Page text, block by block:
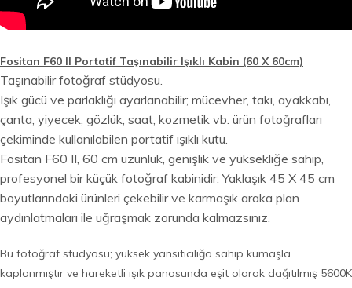
Fositan F60 II Portatif Taşınabilir Işıklı Kabin (60 X 60cm)
Taşınabilir fotoğraf stüdyosu.
Işık gücü ve parlaklığı ayarlanabilir; mücevher, takı, ayakkabı,
çanta, yiyecek, gözlük, saat, kozmetik vb. ürün fotoğrafları
çekiminde kullanılabilen portatif ışıklı kutu.
Fositan F60 II, 60 cm uzunluk, genişlik ve yüksekliğe sahip,
profesyonel bir küçük fotoğraf kabinidir. Yaklaşık 45 X 45 cm
boyutlarındaki ürünleri çekebilir ve karmaşık araka plan
aydınlatmaları ile uğraşmak zorunda kalmazsınız.
Bu fotoğraf stüdyosu; yüksek yansıtıcılığa sahip kumaşla
kaplanmıştır ve hareketli ışık panosunda eşit olarak dağıtılmış 5600K